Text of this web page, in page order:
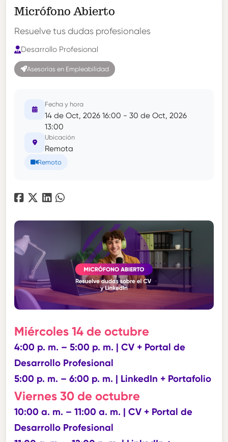
Micrófono Abierto
Resuelve tus dudas profesionales
Desarrollo Profesional
Asesorías en Empleabilidad
Fecha y hora
14 de Oct, 2026 16:00 - 30 de Oct, 2026
13:00
Ubicación
Remota
Remoto
Miércoles 14 de octubre
4:00 p. m. – 5:00 p. m. | CV + Portal de
Desarrollo Profesional
5:00 p. m. – 6:00 p. m. | LinkedIn + Portafolio
Viernes 30 de octubre
10:00 a. m. – 11:00 a. m. | CV + Portal de
Desarrollo Profesional